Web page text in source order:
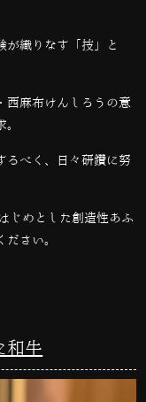
が織りなす「技」と
西麻布けんしろうの意
るべく、日々研鑽に努
じめとした創造性あふ
さい。
和牛